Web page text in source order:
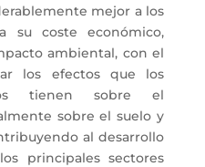
mejor a los
su coste económico,
ambiental, con el
los efectos que los
tienen sobre el
sobre el suelo y
al desarrollo
principales sectores